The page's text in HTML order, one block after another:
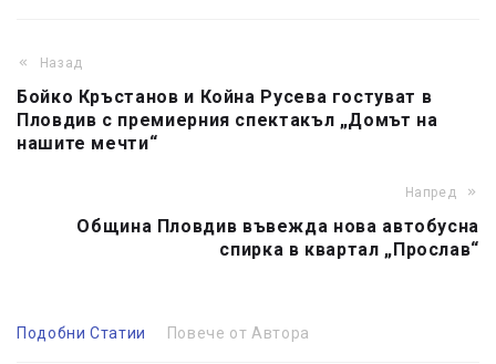
Назад
Бойко Кръстанов и Койна Русева гостуват в
Пловдив с премиерния спектакъл „Домът на
нашите мечти“
Напред
Община Пловдив въвежда нова автобусна
спирка в квартал „Прослав“
Подобни Статии Повече от Автора